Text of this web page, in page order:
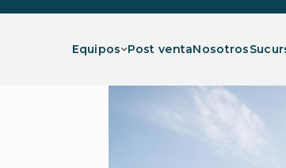
Equipos Show submenu for
Post ventaNosotros